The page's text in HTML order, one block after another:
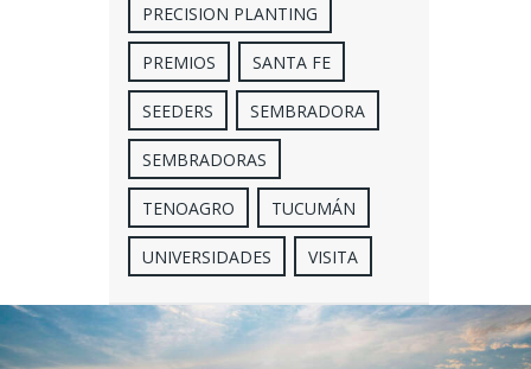
PRECISION PLANTING
PREMIOS SANTA FE
SEEDERS SEMBRADORA
SEMBRADORAS
TENOAGRO TUCUMÁN
UNIVERSIDADES VISITA